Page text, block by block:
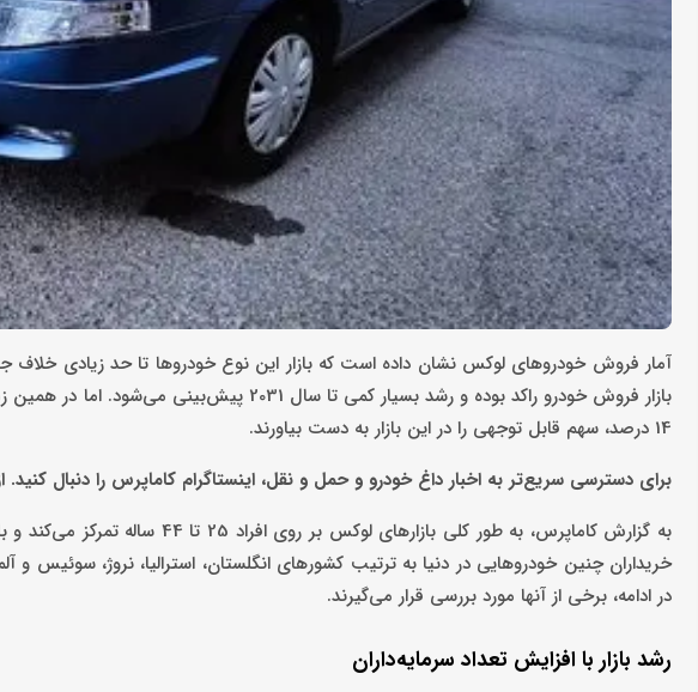
آمار فروش خودروهای لوکس نشان داده است که بازار این نوع خودروها تا حد زیادی
14 درصد، سهم قابل توجهی را در این بازار به دست بیاورند.
برای دسترسی سریع‌تر به اخبار داغ خودرو و حمل و نقل، اینستاگرام کاماپرس را دنبال کنید.
به گزارش کاماپرس، به طور کلی
خریداران چنین خودروهایی در دنیا به ترتیب کشورهای انگلستان، استرالیا، نروژ، سوئیس و
در ادامه، برخی از آنها مورد بررسی قرار می‌گیرند.
رشد بازار با افزایش تعداد سرمایه‌داران